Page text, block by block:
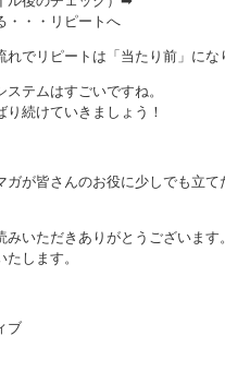
・・・リピートへ
れでリピートは「当たり前」にな
ステムはすごいですね。
り続けていきましょう！
ガが皆さんのお役に少しでも立て
みいただきありがとうございます。
します。
ブ